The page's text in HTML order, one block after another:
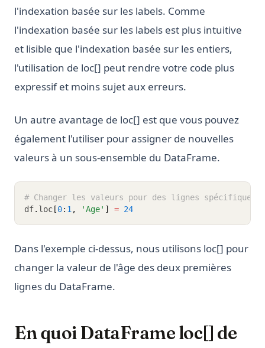
l'indexation basée sur les labels. Comme
l'indexation basée sur les labels est plus intuitive
et lisible que l'indexation basée sur les entiers,
l'utilisation de loc[] peut rendre votre code plus
expressif et moins sujet aux erreurs.
Un autre avantage de loc[] est que vous pouvez
également l'utiliser pour assigner de nouvelles
valeurs à un sous-ensemble du DataFrame.
# Changer les valeurs pour des lignes spécifiques
df. loc [0: 1, 'Age' ] = 24
Dans l'exemple ci-dessus, nous utilisons loc[] pour
changer la valeur de l'âge des deux premières
lignes du DataFrame.
En quoi DataFrame loc[] de